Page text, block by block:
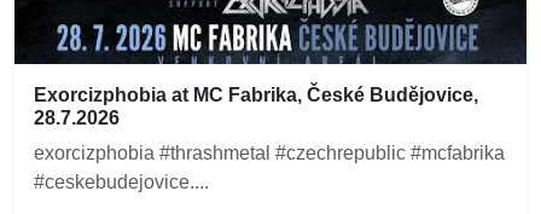
Exorcizphobia at MC Fabrika, České Budějovice,
28.7.2026
exorcizphobia #thrashmetal #czechrepublic #mcfabrika
#ceskebudejovice....